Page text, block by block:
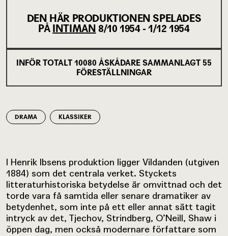
DEN HÄR PRODUKTIONEN SPELADES
PÅ INTIMAN 8/10 1954 - 1/12 1954
INFÖR TOTALT 10080 ÅSKÅDARE SAMMANLAGT 55
FÖRESTÄLLNINGAR
DRAMA KLASSIKER
I Henrik Ibsens produktion ligger Vildanden (utgiven
1884) som det centrala verket. Styckets
litteraturhistoriska betydelse är omvittnad och det
torde vara få samtida eller senare dramatiker av
betydenhet, som inte på ett eller annat sätt tagit
intryck av det, Tjechov, Strindberg, O’Neill, Shaw i
öppen dag, men också modernare författare som